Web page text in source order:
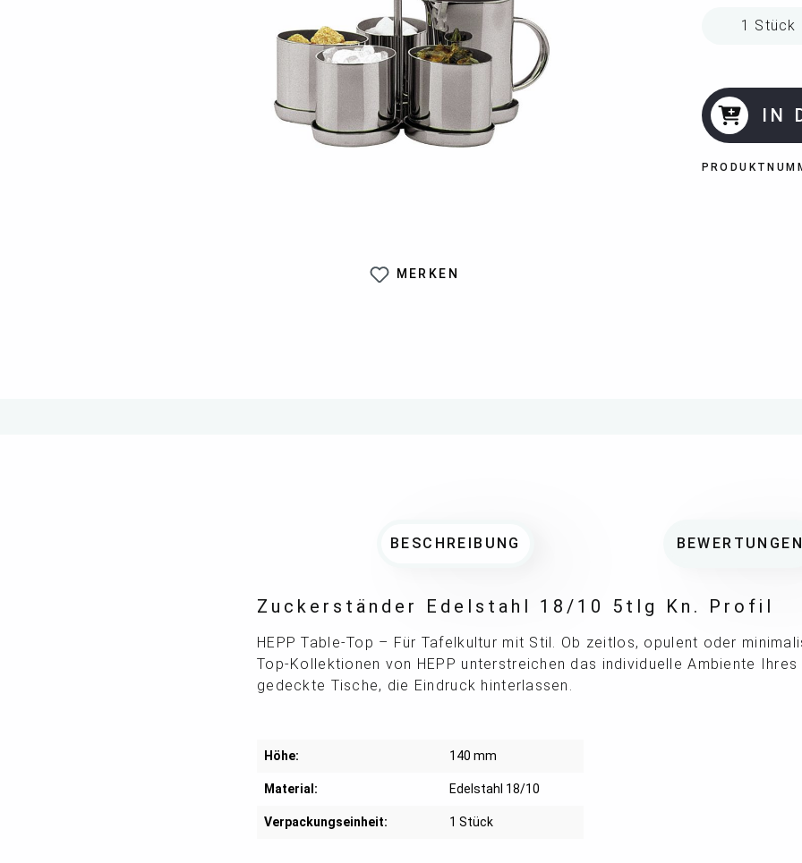
MERKEN
IN
BESCHREIBUNG BEWERTUNGEN
Zuckerständer Edelstahl 18/10 5tlg Kn. Profil
HEPP Table-Top – Für Tafelkultur mit Stil. Ob zeitlos, opulent oder
Top-Kollektionen von HEPP unterstreichen das individuelle Ambiente
gedeckte Tische, die Eindruck hinterlassen.
Höhe: 140 mm
Material: Edelstahl 18/10
Verpackungseinheit: 1 Stück